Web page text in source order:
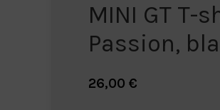
MINI GT T-
Passion,
26,00 €